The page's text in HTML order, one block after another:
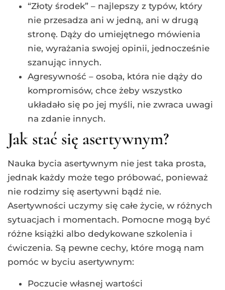
“Złoty środek” – najlepszy z typów, który
nie przesadza ani w jedną, ani w drugą
stronę. Dąży do umiejętnego mówienia
nie, wyrażania swojej opinii, jednocześnie
szanując innych.
Agresywność – osoba, która nie dąży do
kompromisów, chce żeby wszystko
układało się po jej myśli, nie zwraca uwagi
na zdanie innych.
Jak stać się asertywnym?
Nauka bycia asertywnym nie jest taka prosta,
jednak każdy może tego próbować, ponieważ
nie rodzimy się asertywni bądź nie.
Asertywności uczymy się całe życie, w różnych
sytuacjach i momentach. Pomocne mogą być
różne książki albo dedykowane szkolenia i
ćwiczenia. Są pewne cechy, które mogą nam
pomóc w byciu asertywnym:
Poczucie własnej wartości